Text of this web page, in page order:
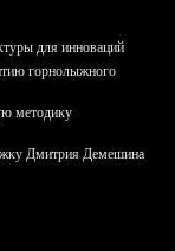
для инноваций
горнолыжного
методику
Дмитрия Демешина